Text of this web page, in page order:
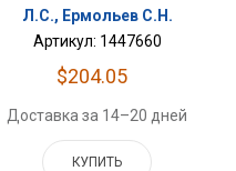
Л.С., Ермольев С.Н.
Артикул: 1447660
$204.05
Доставка за 14–20 дней
КУПИТЬ